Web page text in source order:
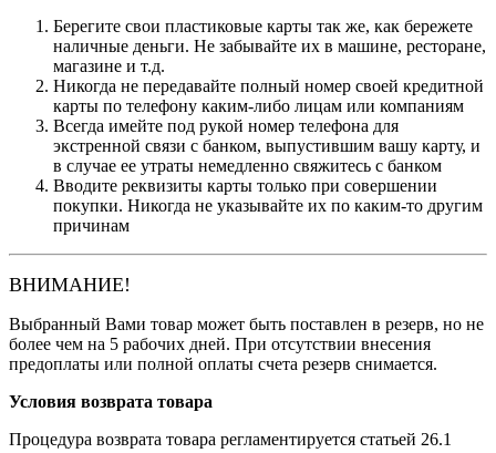
Берегите свои пластиковые карты так же, как бережете
наличные деньги. Не забывайте их в машине, ресторане,
магазине и т.д.
Никогда не передавайте полный номер своей кредитной
карты по телефону каким-либо лицам или компаниям
Всегда имейте под рукой номер телефона для
экстренной связи с банком, выпустившим вашу карту, и
в случае ее утраты немедленно свяжитесь с банком
Вводите реквизиты карты только при совершении
покупки. Никогда не указывайте их по каким-то другим
причинам
ВНИМАНИЕ!
Выбранный Вами товар может быть поставлен в резерв, но не
более чем на 5 рабочих дней. При отсутствии внесения
предоплаты или полной оплаты счета резерв снимается.
Условия возврата товара
Процедура возврата товара регламентируется статьей 26.1